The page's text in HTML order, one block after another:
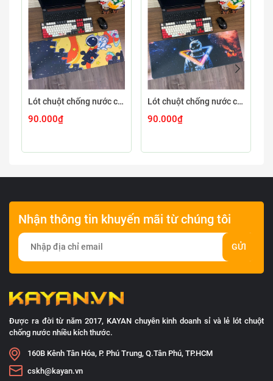
Lót chuột chống nước cỡ lớn 80x30cm dày 3mm ASTRO-03-80X30
90.000₫
Lót chuột chống nước cỡ lớn 80x30cm dày 3mm ASTRO-02-80X30
90.000₫
Nhận thông tin khuyến mãi từ chúng tôi
GỬI
Được ra đời từ năm 2017, KAYAN chuyên kinh doanh sỉ và lẻ lót chuột
chống nước nhiều kích thước.
160B Kênh Tân Hóa, P. Phú Trung, Q.Tân Phú, TP.HCM
cskh@kayan.vn